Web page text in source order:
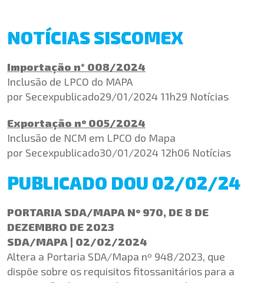
NOTÍCIAS SISCOMEX
Importação n° 008/2024
Inclusão de LPCO do MAPA
por Secexpublicado29/01/2024 11h29 Notícias
Exportação nº 005/2024
Inclusão de NCM em LPCO do Mapa
por Secexpublicado30/01/2024 12h06 Notícias
PUBLICADO DOU 02/02/24
PORTARIA SDA/MAPA Nº 970, DE 8 DE
DEZEMBRO DE 2023
SDA/MAPA | 02/02/2024
Altera a Portaria SDA/Mapa nº 948/2023, que
dispõe sobre os requisitos fitossanitários para a